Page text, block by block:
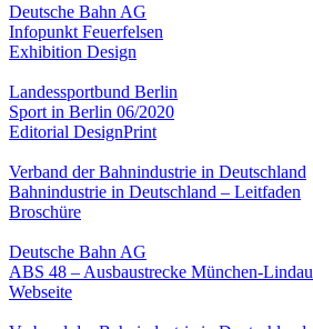
Deutsche Bahn AG
Infopunkt Feuerfelsen
Exhibition Design
Landessportbund Berlin
Sport in Berlin 06/2020
Editorial DesignPrint
Verband der Bahnindustrie in Deutschland
Bahnindustrie in Deutschland – Leitfaden
Broschüre
Deutsche Bahn AG
ABS 48 – Ausbaustrecke München-Lindau
Webseite